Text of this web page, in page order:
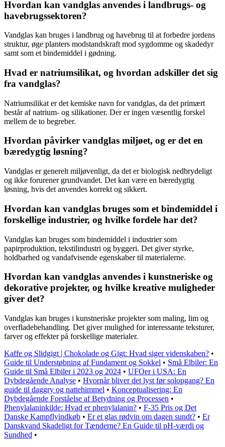
Hvordan kan vandglas anvendes i landbrugs- og
havebrugssektoren?
Vandglas kan bruges i landbrug og havebrug til at forbedre jordens
struktur, øge planters modstandskraft mod sygdomme og skadedyr
samt som et bindemiddel i gødning.
Hvad er natriumsilikat, og hvordan adskiller det sig
fra vandglas?
Natriumsilikat er det kemiske navn for vandglas, da det primært
består af natrium- og silikationer. Der er ingen væsentlig forskel
mellem de to begreber.
Hvordan påvirker vandglas miljøet, og er det en
bæredygtig løsning?
Vandglas er generelt miljøvenligt, da det er biologisk nedbrydeligt
og ikke forurener grundvandet. Det kan være en bæredygtig
løsning, hvis det anvendes korrekt og sikkert.
Hvordan kan vandglas bruges som et bindemiddel i
forskellige industrier, og hvilke fordele har det?
Vandglas kan bruges som bindemiddel i industrier som
papirproduktion, tekstilindustri og byggeri. Det giver styrke,
holdbarhed og vandafvisende egenskaber til materialerne.
Hvordan kan vandglas anvendes i kunstneriske og
dekorative projekter, og hvilke kreative muligheder
giver det?
Vandglas kan bruges i kunstneriske projekter som maling, lim og
overfladebehandling. Det giver mulighed for interessante teksturer,
farver og effekter på forskellige materialer.
Kaffe og Slidgigt | Chokolade og Gigt: Hvad siger videnskaben? •
Guide til Understøbning af Fundament og Sokkel • Små Elbiler: En
Guide til Små Elbiler i 2023 og 2024 • UFOer i USA: En
Dybdegående Analyse • Hvornår bliver det lyst før solopgang? En
guide til daggry og nattehimmel • Konceptualisering: En
Dybdegående Forståelse af Betydning og Processen •
Phenylalaninkilde: Hvad er phenylalanin? • F-35 Pris og Det
Danske Kampflyindkøb • Er et glas rødvin om dagen sundt? • Er
Danskvand Skadeligt for Tænderne? En Guide til pH-værdi og
Sundhed •